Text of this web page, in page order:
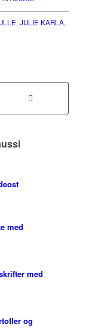
,JULIE KARLA,
med
med
og